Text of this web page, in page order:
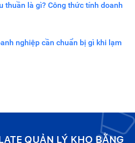
thuần là gì? Công thức tính doanh
nghiệp cần chuẩn bị gì khi lạm
QUẢN LÝ KHO BẰNG